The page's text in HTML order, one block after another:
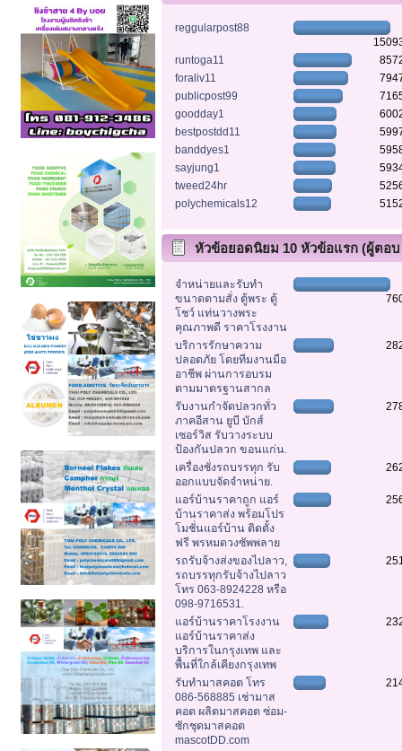
reggularpost88
runtoga11
foraliv11
publicpost99
goodday1
bestpostdd11
banddyes1
sayjung1
tweed24hr
polychemicals12
หัวข้อยอดนิยม 10 หัวข้อแรก (ผู้ตอบ
สูงสุด)
จำหน่ายและรับทำ
ขนาดตามสั่ง ตู้พระ ตู้
โชว์ แท่นวางพระ
คุณภาพดี ราคาโรงงาน
บริการรักษาความ
ปลอดภัย โดยทีมงานมือ
อาชีพ ผ่านการอบรม
ตามมาตรฐานสากล
รับงานกำจัดปลวกทั่ว
ภาคอีสาน ยูบี บักส์
เซอร์วิส รับวางระบบ
ป้องกันปลวก ขอนแก่น.
เครื่องชั่งรถบรรทุก รับ
ออกแบบจัดจำหน่าย.
แอร์บ้านราคาถูก แอร์
บ้านราคาส่ง พร้อมโปร
โมชั่นแอร์บ้าน ติดตั้ง
ฟรี พรหมดวงซัพพลาย
รถรับจ้างส่งของไปลาว,
รถบรรทุกรับจ้างไปลาว
โทร 063-8924228 หรือ
098-9716531.
แอร์บ้านราคาโรงงาน
แอร์บ้านราคาส่ง
บริการในกรุงเทพ และ
พื้นที่ใกล้เคียงกรุงเทพ
รับทำมาสคอต โทร
086-568885 เช่ามาส
คอต ผลิตมาสคอต ซ่อม-
ซักชุดมาสคอต
mascotDD.com